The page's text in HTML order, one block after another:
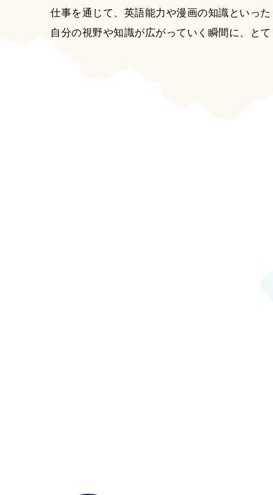
仕事を通じて、英語能力や漫画の知識といっ
自分の視野や知識が広がっていく瞬間に、とて